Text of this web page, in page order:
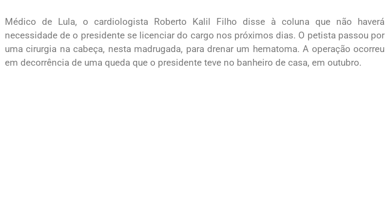
Médico de Lula, o cardiologista Roberto Kalil Filho disse à coluna que não haverá
necessidade de o presidente se licenciar do cargo nos próximos dias. O petista passou por
uma cirurgia na cabeça, nesta madrugada, para drenar um hematoma. A operação ocorreu
em decorrência de uma queda que o presidente teve no banheiro de casa, em outubro.